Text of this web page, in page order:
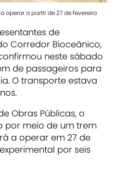
operar a partir de 27 de fevereiro
de
Corredor Bioceânico,
neste sábado
de passageiros para
O transporte estava
Obras Públicas, o
por meio de um trem
a operar em 27 de
por seis